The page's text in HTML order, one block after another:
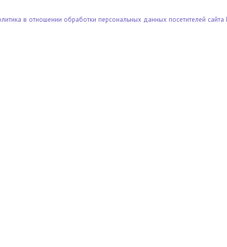
в отношении обработки персональных данных посетителей